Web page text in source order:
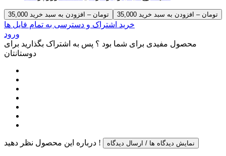
35,000 تومان – افزودن به سبد خرید
خرید اشتراک و دسترسی به تمام فایل ها
ورود
محصول مفیدی برای شما بود ؟ پس به اشتراک بگذارید برای
دوستانتان
درباره این محصول نظر دهید ! نمایش دیدگاه ها / ارسال دیدگاه